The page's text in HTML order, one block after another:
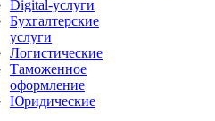
Digital-услуги
Бухгалтерские
услуги
Логистические
Таможенное
оформление
Юридические